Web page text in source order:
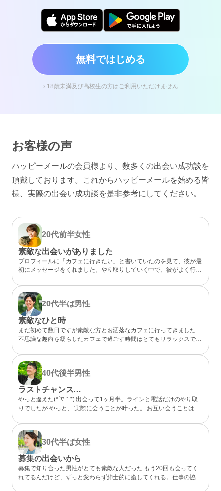
無料ではじめる
› 18歳未満及び高校生の方はご利用いただけません
お客様の声
ハッピーメールの会員様より、数多くの出会い成功談を
頂戴しております。
これからハッピーメールを始める皆
様、実際の出会い成功談を是非参考にしてください。
20代前半女性
素敵な出会いがありました
プロフィールに「カフェに行きたい」と書いていたのを見て、彼が最
初にメッセージをくれました。やり取りしていく中で、彼がよく行く
となく気になるところが一緒だったので、私的には今までになくメッ
セージが盛り上がり嬉しかったです。 カフェに誘ってもらい、実際
にお会いするととっても話しやすくて、時間があっという間。 少し
年上でしたが、気を使わずに話せる感じが心地よくて、「また会いた
いな」と素直に伝えました。彼のちょっと嬉しそうな顔をみたら、思
わずドキドキしました。 成功談でいいのか…まだどうなるかはわか
らないけど、出会えてよかったと思える人になりました。
20代半ば男性
素敵なひと時
まだ初めて数日ですが素敵な方とお洒落なカフェに行ってきました
不思議な趣向を凝らしたカフェで過ごす時間はとてもリラックスでき
もお互い良い出会いを探したいですね
40代後半男性
ラストチャンス…
やっと逢えた(*´∇｀*) 出会って1ヶ月半。ラインと電話だけのやり取
りでしたが やっと、 実際に会うことが叶った。 お互い会うことは諦
の可愛い、 メガネの似合う、 タイプの方でした。 ホント、大切にし
たいと思った。 また会う約束もできた。 こんな僕と… ありがとう(*
´∇｀*)
30代半ば女性
募集の出会いから
募集で知り合った男性がとても素敵な人だった もう20回も会ってく
れてるんだけど、ずっと変わらず紳士的に癒してくれる。仕事の協力